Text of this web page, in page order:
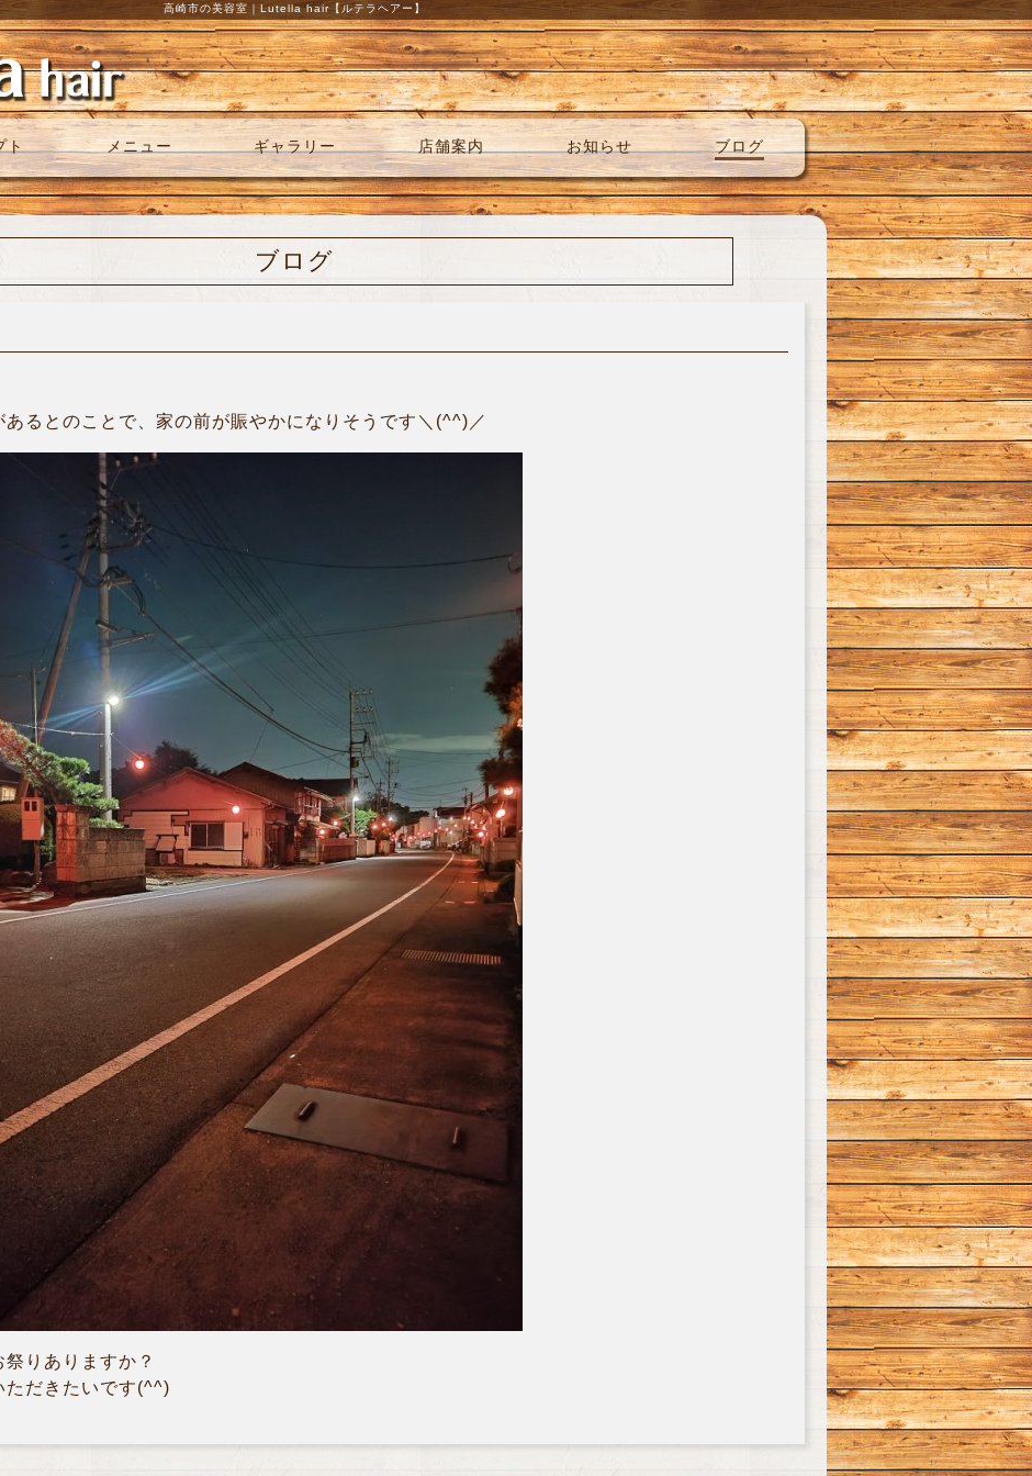
高崎市の美容室｜Lutella hair【ルテラヘアー】
ト メニュー ギャラリー 店舗案内 お知らせ ブログ
ブログ
るとのことで、家の前が賑やかになりそうです＼(^^)／
りありますか？
ただきたいです(^^)